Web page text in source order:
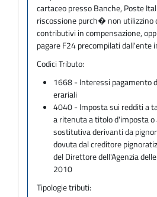
cartaceo presso Banche, Poste
riscossione purch� non utilizzino
contributivi in compensazione,
pagare F24 precompilati dall'ente
Codici Tributo:
1668 - Interessi pagamento
erariali
4040 - Imposta sui redditi a
a ritenuta a titolo d'imposta
sostitutiva derivanti da
dovuta dal creditore
del Direttore dell'Agenzia
2010
Tipologie tributi: